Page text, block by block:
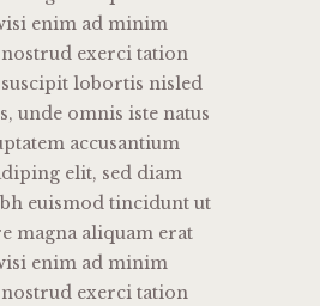
enim ad minim
exerci tation
lobortis nisled
unde omnis iste natus
accusantium
elit, sed diam
euismod tincidunt ut
magna aliquam erat
enim ad minim
exerci tation